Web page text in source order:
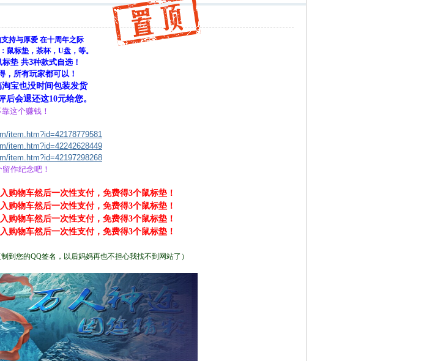
持与厚爱 在十周年之际
鼠标垫，茶杯，U盘，等。
垫 共3种款式自选！
，所有玩家都可以！
宝也没时间包装发货
会退还这10元给您。
这个赚钱！
item.htm?id=42178779581
item.htm?id=42242628449
item.htm?id=42197298268
作纪念吧！
购物车然后一次性支付，免费得3个鼠标垫！
购物车然后一次性支付，免费得3个鼠标垫！
购物车然后一次性支付，免费得3个鼠标垫！
购物车然后一次性支付，免费得3个鼠标垫！
制到您的QQ签名，以后妈妈再也不担心我找不到网站了）